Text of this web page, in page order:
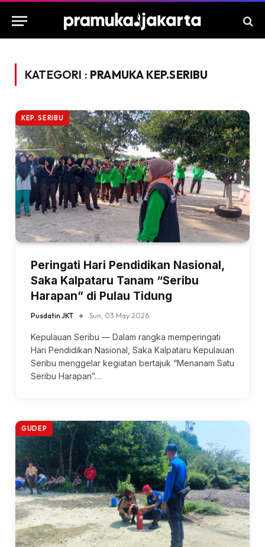
KATEGORI : PRAMUKA KEP.SERIBU
KEP. SERIBU
Peringati Hari Pendidikan Nasional,
Saka Kalpataru Tanam “Seribu
Harapan” di Pulau Tidung
Pusdatin JKT Sun, 03 May 2026
Kepulauan Seribu — Dalam rangka memperingati
Hari Pendidikan Nasional, Saka Kalpataru Kepulauan
Seribu menggelar kegiatan bertajuk “Menanam Satu
Seribu Harapan”…
GUDEP